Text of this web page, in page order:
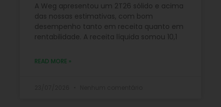
A Weg apresentou um 2T26 sólido e acima
das nossas estimativas, com bom
desempenho tanto em receita quanto em
rentabilidade. A receita líquida somou 10,1
READ MORE »